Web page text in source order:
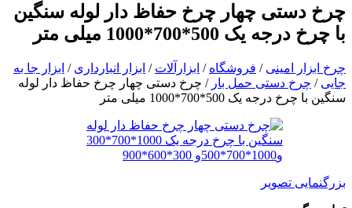
چرخ دستی چهار چرخ حفاظ دار لوله سنگین
با چرخ درجه یک 500*700*1000 میلی متر
چرخ ابزار امینی / فروشگاه / ابزارآلات / ابزار انبارداری / ابزار جا به
جایی / چرخ دستی حمل بار / چرخ دستی چهار چرخ حفاظ دار لوله
سنگین با چرخ درجه یک 500*700*1000 میلی متر
بزرگنمایی تصویر